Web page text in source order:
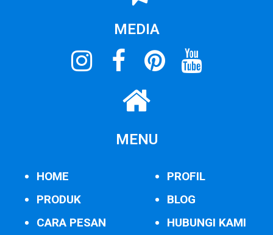
MEDIA
MENU
HOME
PRODUK
CARA PESAN
PROFIL
BLOG
HUBUNGI KAMI